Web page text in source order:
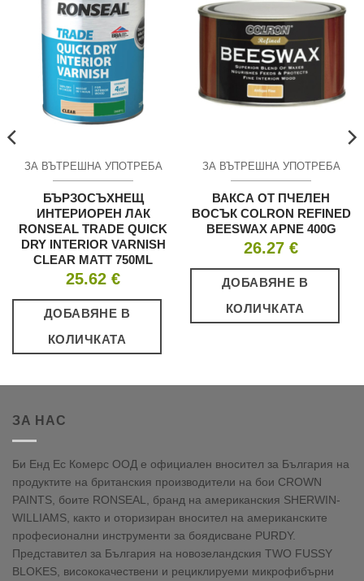
ЗА ВЪТРЕШНА УПОТРЕБА
БЪРЗОСЪХНЕЩ
ИНТЕРИОРЕН ЛАК
RONSEAL TRADE QUICK
DRY INTERIOR VARNISH
CLEAR MATT 750ML
25.62 €
ДОБАВЯНЕ В
КОЛИЧКАТА
ЗА ВЪТРЕШНА УПОТРЕБА
ВАКСА ОТ ПЧЕЛЕН
ВОСЪК COLRON REFINED
BEESWAX APNE 400G
26.27 €
ДОБАВЯНЕ В
КОЛИЧКАТА
ЗА НАС
Би Енд Ес Комерс ООД е официален вносител за България на
продуктите на британския производители на бои CROWN
PAINTS, боите RONSEAL, бранд на американския SHERWIN-
WILLIAMS, както и оторизиран вносител на американските
професионални инструменти за боядисване PURDY.
Представител за България на новозеландския TWO FUSSY
BLOKES, висококачествени и рециклируеми микрофибърни